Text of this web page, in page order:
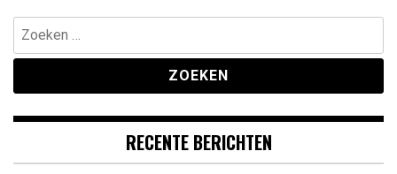
Zoeken
naar:
RECENTE BERICHTEN